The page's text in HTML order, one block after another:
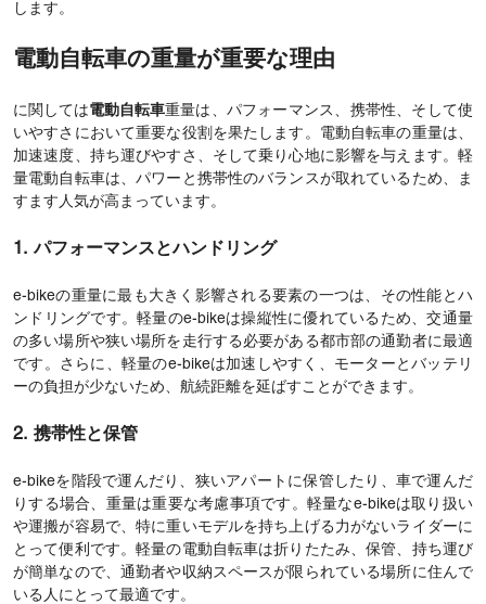
します。
電動自転車の重量が重要な理由
に関しては電動自転車重量は、パフォーマンス、携帯性、そして使
いやすさにおいて重要な役割を果たします。電動自転車の重量は、
加速速度、持ち運びやすさ、そして乗り心地に影響を与えます。軽
量電動自転車は、パワーと携帯性のバランスが取れているため、ま
すます人気が高まっています。
1. パフォーマンスとハンドリング
e-bikeの重量に最も大きく影響される要素の一つは、その性能とハ
ンドリングです。軽量のe-bikeは操縦性に優れているため、交通量
の多い場所や狭い場所を走行する必要がある都市部の通勤者に最適
です。さらに、軽量のe-bikeは加速しやすく、モーターとバッテリ
ーの負担が少ないため、航続距離を延ばすことができます。
2. 携帯性と保管
e-bikeを階段で運んだり、狭いアパートに保管したり、車で運んだ
りする場合、重量は重要な考慮事項です。軽量なe-bikeは取り扱い
や運搬が容易で、特に重いモデルを持ち上げる力がないライダーに
とって便利です。軽量の電動自転車は折りたたみ、保管、持ち運び
が簡単なので、通勤者や収納スペースが限られている場所に住んで
いる人にとって最適です。